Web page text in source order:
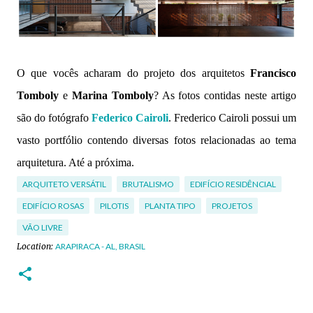
O que vocês acharam do projeto dos arquitetos Francisco
Tomboly e Marina Tomboly? As fotos contidas neste artigo
são do fotógrafo Federico Cairoli. Frederico Cairoli possui um
vasto portfólio contendo diversas fotos relacionadas ao tema
arquitetura. Até a próxima.
ARQUITETO VERSÁTIL BRUTALISMO EDIFÍCIO RESIDÊNCIAL
EDIFÍCIO ROSAS PILOTIS PLANTA TIPO PROJETOS
VÃO LIVRE
Location: ARAPIRACA - AL, BRASIL